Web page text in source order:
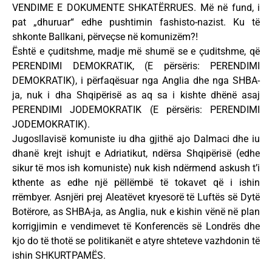
VENDIME E DOKUMENTE SHKATËRRUES. Më në fund, i
pat „dhuruar“ edhe pushtimin fashisto-nazist. Ku të
shkonte Ballkani, përveçse në komunizëm?!
Është e çuditshme, madje më shumë se e çuditshme, që
PERENDIMI DEMOKRATIK, (E përsëris: PERENDIMI
DEMOKRATIK), i përfaqësuar nga Anglia dhe nga SHBA-
ja, nuk i dha Shqipërisë as aq sa i kishte dhënë asaj
PERENDIMI JODEMOKRATIK (E përsëris: PERENDIMI
JODEMOKRATIK).
Jugosllavisë komuniste iu dha gjithë ajo Dalmaci dhe iu
dhanë krejt ishujt e Adriatikut, ndërsa Shqipërisë (edhe
sikur të mos ish komuniste) nuk kish ndërmend askush t’i
kthente as edhe një pëllëmbë të tokavet që i ishin
rrëmbyer. Asnjëri prej Aleatëvet kryesorë të Luftës së Dytë
Botërore, as SHBA-ja, as Anglia, nuk e kishin vënë në plan
korrigjimin e vendimevet të Konferencës së Londrës dhe
kjo do të thotë se politikanët e atyre shteteve vazhdonin të
ishin SHKURTPAMËS.